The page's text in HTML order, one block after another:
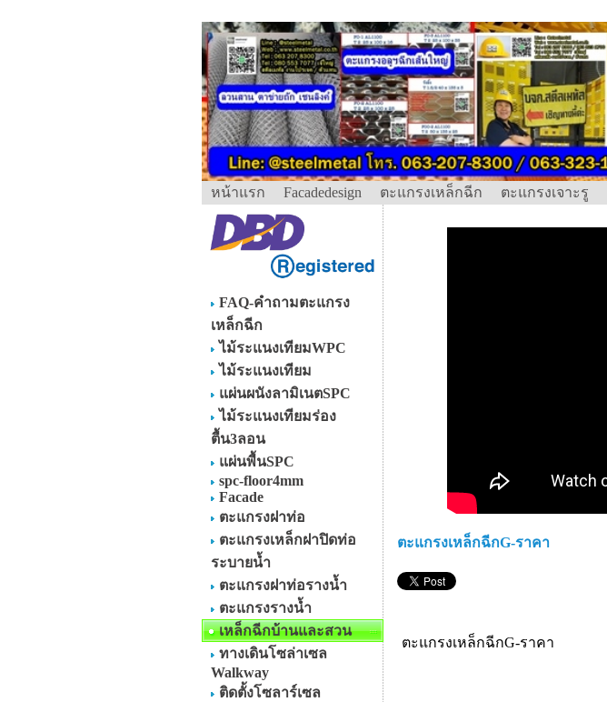
หน้าแรก Facadedesign ตะแกรงเหล็กฉีก ตะแกรงเจาะรู
FAQ-คำถามตะแกรง
เหล็กฉีก
ไม้ระแนงเทียมWPC
ไม้ระแนงเทียม
แผ่นผนังลามิเนตSPC
ไม้ระแนงเทียมร่อง
ตื้น3ลอน
แผ่นพื้นSPC
spc-floor4mm
Facade
ตะแกรงฝาท่อ
ตะแกรงเหล็กฝาปิดท่อ
ระบายน้ำ
ตะแกรงฝาท่อรางน้ำ
ตะแกรงรางน้ำ
เหล็กฉีกบ้านและสวน
ทางเดินโซล่าเซล
Walkway
ติดตั้งโซลาร์เซล
ตะแกรงเหล็กฉีกG-ราคา
ตะแกรงเหล็กฉีกG-ราคา